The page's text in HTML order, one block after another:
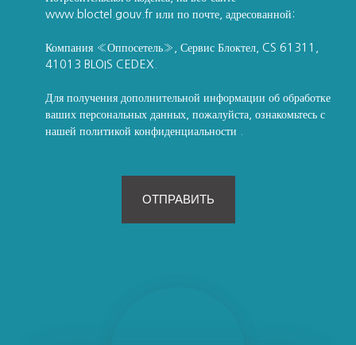
www.bloctel.gouv.fr или по почте, адресованной:
Компания «Оппосетель», Сервис Блоктел, CS 61311,
41013 BLOIS CEDEX.
Для получения дополнительной информации об обработке
ваших персональных данных, пожалуйста, ознакомьтесь с
нашей политикой конфиденциальности
ОТПРАВИТЬ